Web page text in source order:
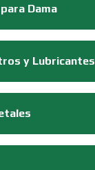
Dama
y Lubricantes